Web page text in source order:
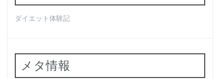
ダイエット体験記
メタ情報